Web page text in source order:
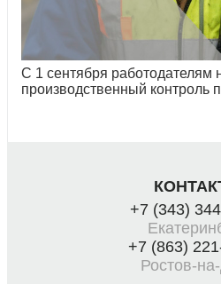
С 1 сентября работодателям
производственный контроль
+7 (343)
+7 (863)
Ростов-